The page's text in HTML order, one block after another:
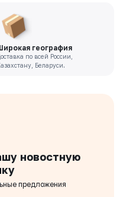
география
по всей России,
Беларуси.
новостную
предложения